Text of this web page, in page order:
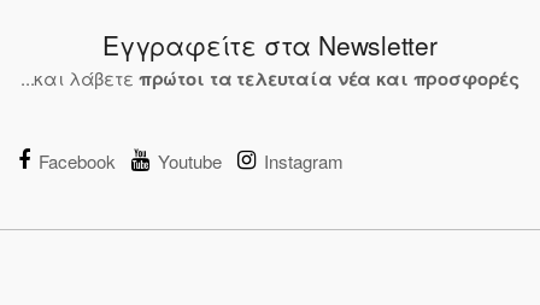
Εγγραφείτε στα Newsletter
...και λάβετε πρώτοι τα τελευταία νέα και προσφορές
Facebook Youtube Instagram